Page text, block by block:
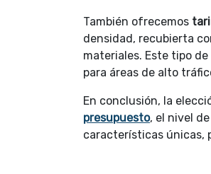
También ofrecemos
densidad, recubierta
materiales. Este tipo
para áreas de alto
En conclusión, la
presupuesto, el nivel
características únicas,